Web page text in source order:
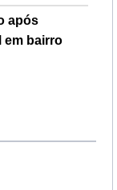
após
em bairro